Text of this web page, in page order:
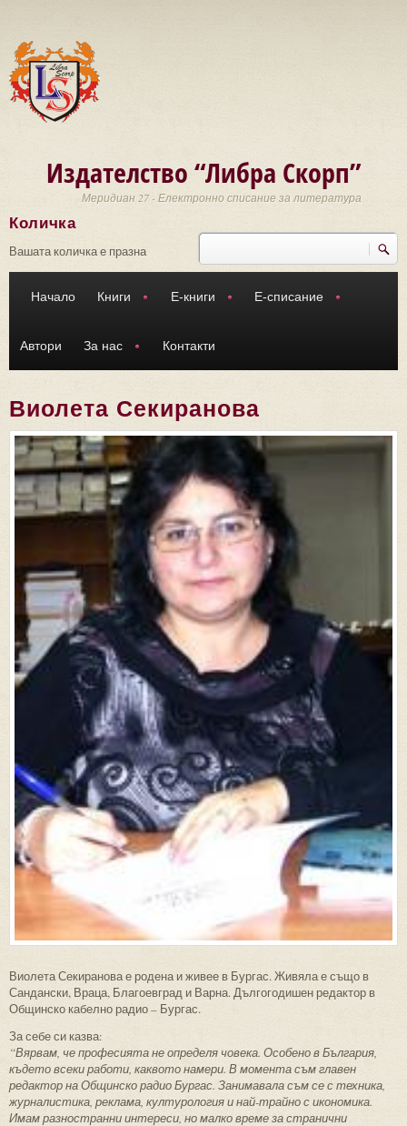
Издателство “Либра Скорп”
Меридиан 27 - Електронно списание за литература
Търси
Количка
Вашата количка е празна
Начало Книги Е-книги Е-списание
Автори За нас Контакти
Виолета Секиранова
Виолета Секиранова е родена и живее в Бургас. Живяла е също в
Сандански, Враца, Благоевград и Варна. Дългогодишен редактор в
Общинско кабелно радио – Бургас.
За себе си казва:
“Вярвам, че професията не определя човека. Особено в България,
където всеки работи, каквото намери. В момента съм главен
редактор на Общинско радио Бургас. Занимавала съм се с техника,
журналистика, реклама, културология и най-трайно с икономика.
Имам разностранни интереси, но малко време за странични